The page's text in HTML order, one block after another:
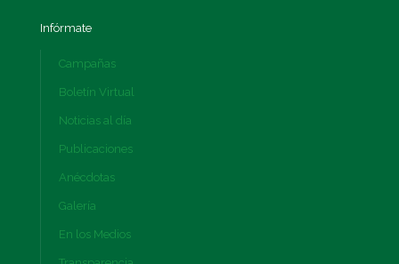
Infórmate
Campañas
Boletín Virtual
Noticias al día
Publicaciones
Anécdotas
Galería
En los Medios